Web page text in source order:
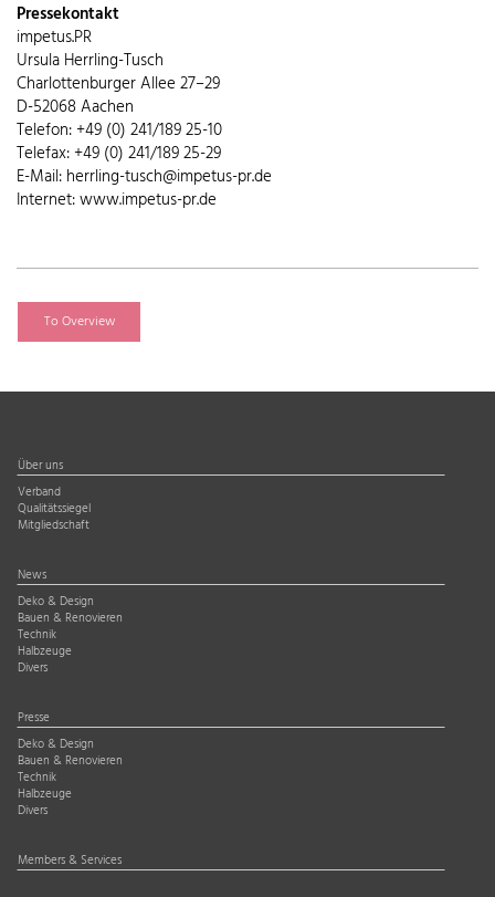
Pressekontakt
impetus.PR
Ursula Herrling-Tusch
Charlottenburger Allee 27–29
D-52068 Aachen
Telefon: +49 (0) 241/189 25-10
Telefax: +49 (0) 241/189 25-29
E-Mail: herrling-tusch@impetus-pr.de
Internet: www.impetus-pr.de
To Overview
Über uns
Verband
Qualitätssiegel
Mitgliedschaft
News
Deko & Design
Bauen & Renovieren
Technik
Halbzeuge
Divers
Presse
Deko & Design
Bauen & Renovieren
Technik
Halbzeuge
Divers
Members & Services